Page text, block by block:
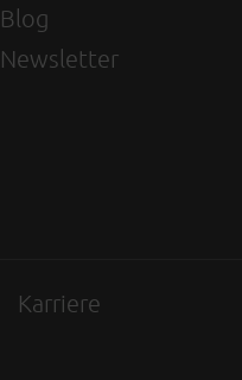
Blog
Newsletter
Karriere